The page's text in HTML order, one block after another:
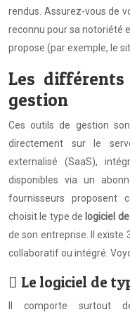
rendus. Assurez-vous de
reconnu pour sa notoriété
propose (par exemple, le
Les
gestion
Ces outils de gestion
directement sur le
externalisé (SaaS),
disponibles via un
fournisseurs proposent
choisit le type de logiciel
de son entreprise. Il existe
collaboratif ou intégré.
 Le logiciel de
Il comporte surtout